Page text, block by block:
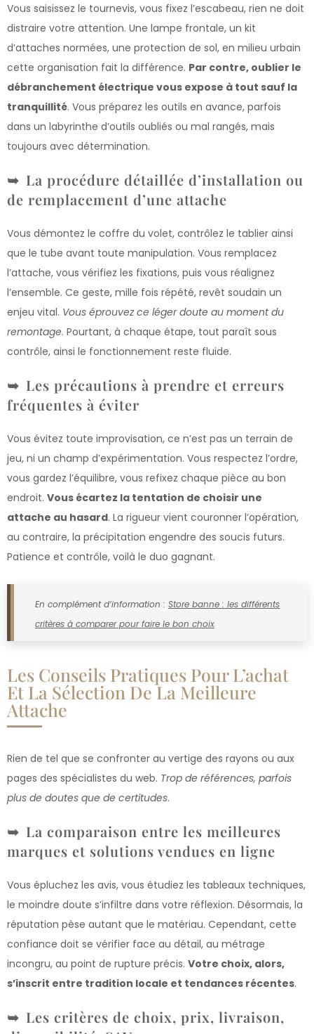
Vous saisissez le tournevis, vous fixez l’escabeau, rien ne doit
distraire votre attention. Une lampe frontale, un kit
d’attaches normées, une protection de sol, en milieu urbain
cette organisation fait la différence. Par contre, oublier le
débranchement électrique vous expose à tout sauf la
tranquillité. Vous préparez les outils en avance, parfois
dans un labyrinthe d’outils oubliés ou mal rangés, mais
toujours avec détermination.
La procédure détaillée d’installation ou
de remplacement d’une attache
Vous démontez le coffre du volet, contrôlez le tablier ainsi
que le tube avant toute manipulation. Vous remplacez
l’attache, vous vérifiez les fixations, puis vous réalignez
l’ensemble. Ce geste, mille fois répété, revêt soudain un
enjeu vital. Vous éprouvez ce léger doute au moment du
remontage. Pourtant, à chaque étape, tout paraît sous
contrôle, ainsi le fonctionnement reste fluide.
Les précautions à prendre et erreurs
fréquentes à éviter
Vous évitez toute improvisation, ce n’est pas un terrain de
jeu, ni un champ d’expérimentation. Vous respectez l’ordre,
vous gardez l’équilibre, vous refixez chaque pièce au bon
endroit. Vous écartez la tentation de choisir une
attache au hasard. La rigueur vient couronner l’opération,
au contraire, la précipitation engendre des soucis futurs.
Patience et contrôle, voilà le duo gagnant.
En complément d’information : Store banne : les différents
critères à comparer pour faire le bon choix
Les Conseils Pratiques Pour L’achat
Et La Sélection De La Meilleure
Attache
Rien de tel que se confronter au vertige des rayons ou aux
pages des spécialistes du web. Trop de références, parfois
plus de doutes que de certitudes.
La comparaison entre les meilleures
marques et solutions vendues en ligne
Vous épluchez les avis, vous étudiez les tableaux techniques,
le moindre doute s’infiltre dans votre réflexion. Désormais, la
réputation pèse autant que le matériau. Cependant, cette
confiance doit se vérifier face au détail, au métrage
incongru, au point de rupture précis. Votre choix, alors,
s’inscrit entre tradition locale et tendances récentes.
Les critères de choix, prix, livraison,